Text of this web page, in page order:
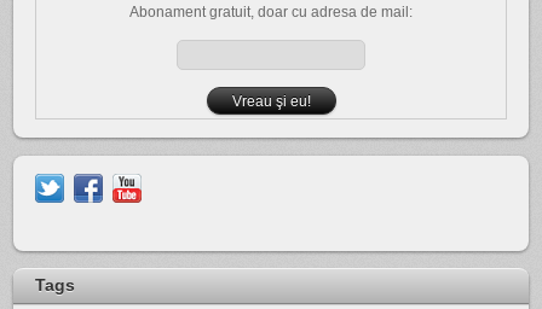
Abonament gratuit, doar cu adresa de mail:
Tags